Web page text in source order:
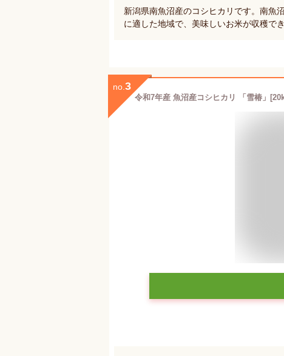
新潟県南魚沼産のコシヒカリです。南魚
に適した地域で、美味しいお米が収穫でき
no. 3